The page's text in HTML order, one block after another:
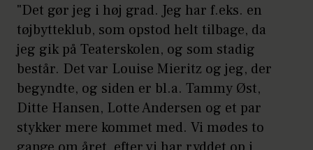
"Det gør jeg i høj grad. Jeg har f.eks. en
tøjbytteklub, som opstod helt tilbage, da
jeg gik på Teaterskolen, og som stadig
består. Det var Louise Mieritz og jeg, der
begyndte, og siden er bl.a. Tammy Øst,
Ditte Hansen, Lotte Andersen og et par
stykker mere kommet med. Vi mødes to